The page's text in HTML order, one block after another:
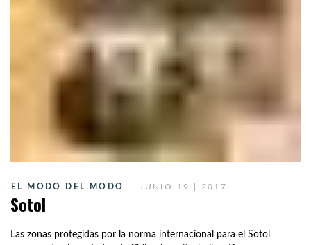
EL MODO DEL MODO JUNIO 19 | 2017
Sotol
Las zonas protegidas por la norma internacional para el Sotol